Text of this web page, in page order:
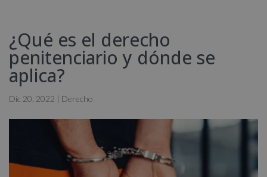
¿Qué es el derecho
penitenciario y dónde se
aplica?
Dic 20, 2022 | Derecho